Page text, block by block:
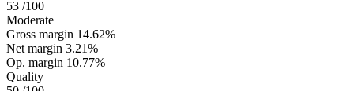
53 /100
Moderate
Gross margin 14.62%
Net margin 3.21%
Op. margin 10.77%
Quality